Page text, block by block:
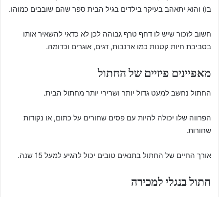
בו) והוא יתאהב בעיקר בילדים בגיל הבית ספר שהם שובבים כמוהו.
חשוב לזכור שיש לו דחף טרף גבוהה לכן לא כדאי להשאיר אותו
בסביבת חיות קטנות כמו ארנבות, דגים, אוגרים וכדומה.
מאפיינים פיזיים של החתול
החתול נחשב למעט גדול יותר ושרירי יותר מחתול הבית.
הפרווה שלו יכולה להיות עם פסים שחורים על כתום, או נקודות
שחורות.
אורך החיים של החתול בתנאים טובים יכול להגיע למעל 15 שנה.
חתול בנגלי למכירה